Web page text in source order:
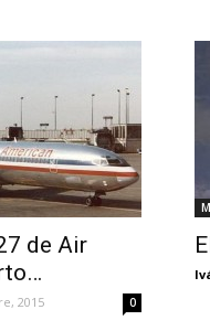
de Air
2015 0